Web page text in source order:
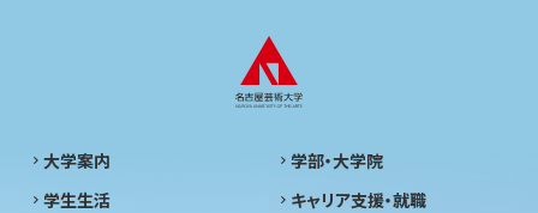
大学案内
学部・大学院
学生生活
キャリア支援・就職